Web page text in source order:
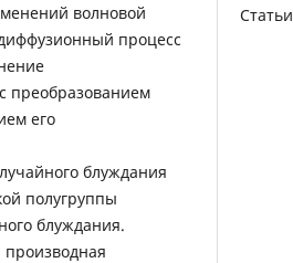
волновой
процесс
преобразованием
его
блуждания
полугруппы
блуждания.
производная
Статьи